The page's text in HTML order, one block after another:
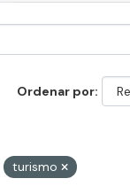
Ordenar por
turismo